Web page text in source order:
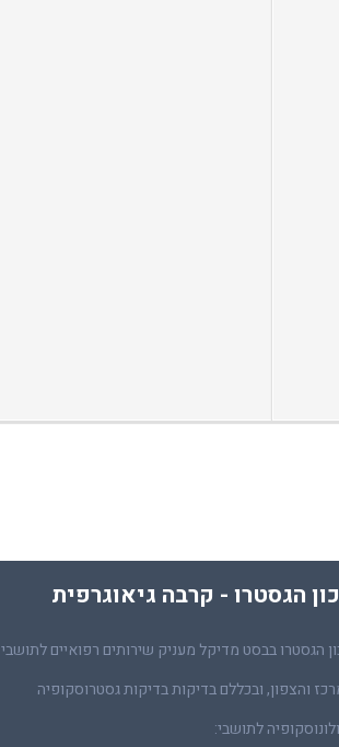
הגסטרו - קרבה גיאוגרפית
הגסטרו בבסט מדיקל מעניק שירותים רפואיים לתושבי
והצפון, ובכללם בדיקות בדיקות גסטרוסקופיה
לתושבי: